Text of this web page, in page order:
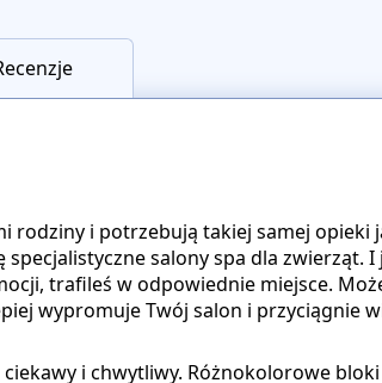
rodziny i potrzebują takiej samej
salony spa dla zwierząt.
trafileś w odpowiednie miejsce.
wypromuje Twój salon i przyciągnie
i chwytliwy. Różnokolorowe